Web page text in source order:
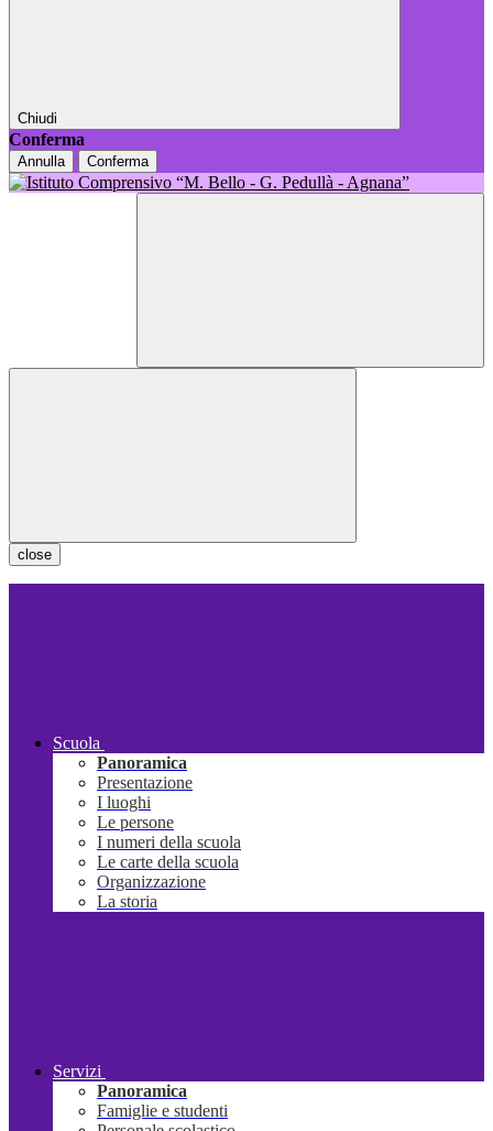
Chiudi
Conferma
Annulla Conferma
close
Scuola
Panoramica
Presentazione
I luoghi
Le persone
I numeri della scuola
Le carte della scuola
Organizzazione
La storia
Servizi
Panoramica
Famiglie e studenti